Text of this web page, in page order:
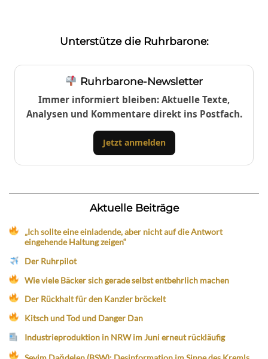
Unterstütze die Ruhrbarone:
Ruhrbarone-Newsletter
Immer informiert bleiben: Aktuelle Texte,
Analysen und Kommentare direkt ins Postfach.
Jetzt anmelden
Aktuelle Beiträge
„Ich sollte eine einladende, aber nicht auf die Antwort
eingehende Haltung zeigen“
Der Ruhrpilot
Wie viele Bäcker sich gerade selbst entbehrlich machen
Der Rückhalt für den Kanzler bröckelt
Kitsch und Tod und Danger Dan
Industrieproduktion in NRW im Juni erneut rückläufig